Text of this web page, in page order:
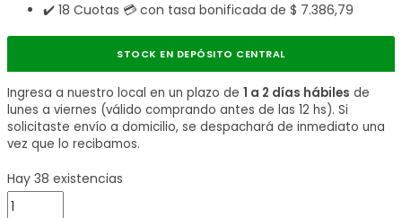
✔️ 18 Cuotas 💳 con tasa bonificada de $ 7.386,79
STOCK EN DEPÓSITO CENTRAL
Ingresa a nuestro local en un plazo de 1 a 2 días hábiles de
lunes a viernes (válido comprando antes de las 12 hs). Si
solicitaste envío a domicilio, se despachará de inmediato una
vez que lo recibamos.
Hay 38 existencias
Cartucho